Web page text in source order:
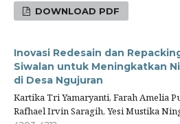
DOWNLOAD PDF
Inovasi Redesain dan
Siwalan untuk Meningkatkan
di Desa Ngujuran
Kartika Tri Yamaryanti, Farah Amelia
Rafhael Irvin Saragih, Yesi Mustika